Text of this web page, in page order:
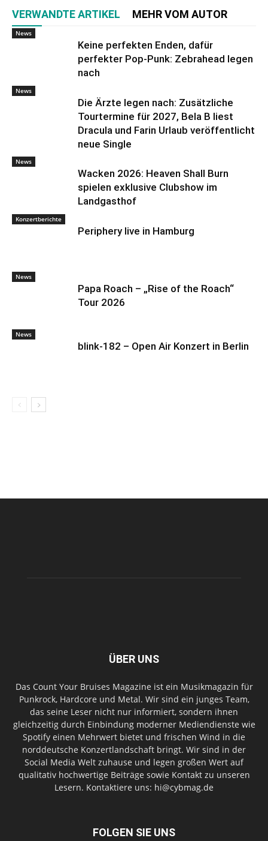
VERWANDTE ARTIKEL MEHR VOM AUTOR
News
Keine perfekten Enden, dafür
perfekter Pop-Punk: Zebrahead legen
nach
News
Die Ärzte legen nach: Zusätzliche
Tourtermine für 2027, Bela B liest
Dracula und Farin Urlaub veröffentlicht
neue Single
News
Wacken 2026: Heaven Shall Burn
spielen exklusive Clubshow im
Landgasthof
Konzertberichte
Periphery live in Hamburg
News
Papa Roach – „Rise of the Roach“
Tour 2026
News
blink-182 – Open Air Konzert in Berlin
ÜBER UNS
Das Count Your Bruises Magazine ist ein Musikmagazin für
Punkrock, Hardcore und Metal. Wir sind ein junges Team,
das seine Leser nicht nur informiert, sondern ihnen
gleichzeitig durch Einbindung moderner Mediendienste wie
Spotify einen Mehrwert bietet und frischen Wind in die
norddeutsche Konzertlandschaft bringt. Wir sind in der
Social Media Welt zuhause und legen großen Wert auf
qualitativ hochwertige Beiträge sowie Kontakt zu unseren
Lesern. Kontaktiere uns: hi@cybmag.de
FOLGEN SIE UNS